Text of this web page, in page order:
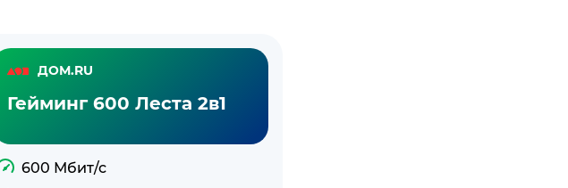
ДОМ.RU
Гейминг 600 Леста 2в1
600 Мбит/с